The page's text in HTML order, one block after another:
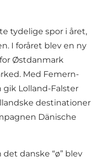
tydelige spor i året,
I foråret blev en ny
Østdanmark
Med Femern-
Lolland-Falster
destinationer
Dänische
danske “ø” blev